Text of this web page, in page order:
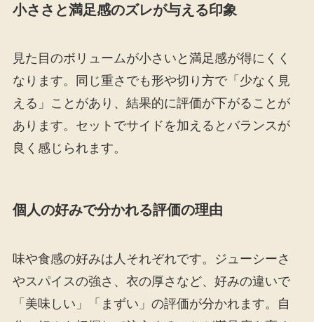
小ささと満足感のズレが与える印象
見た目のボリュームが小さいと満足感が得にくく
なります。同じ重さでも形や切り方で「少なく見
える」ことがあり、結果的に評価が下がることが
あります。セットでサイドを加えるとバランスが
良く感じられます。
個人の好みで分かれる評価の理由
味や食感の好みは人それぞれです。ジューシーさ
やスパイスの強さ、衣の厚さなど、好みの違いで
「美味しい」「まずい」の評価が分かれます。自